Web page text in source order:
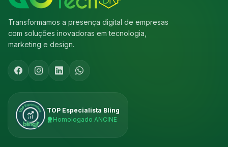
Transformamos a presença digital de empresas
com soluções inovadoras em tecnologia,
marketing e design.
TOP Especialista Bling
Homologado ANCINE